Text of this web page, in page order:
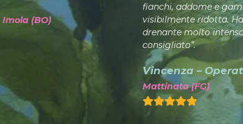
Imola (BO)
fianchi, addome e
visibilmente ridotta.
drenante molto
consigliato”.
Vincenza –
Mattinata (FG)